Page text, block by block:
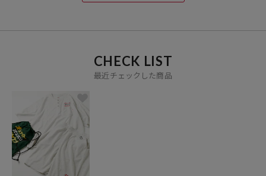
CHECK LIST
最近チェックした商品